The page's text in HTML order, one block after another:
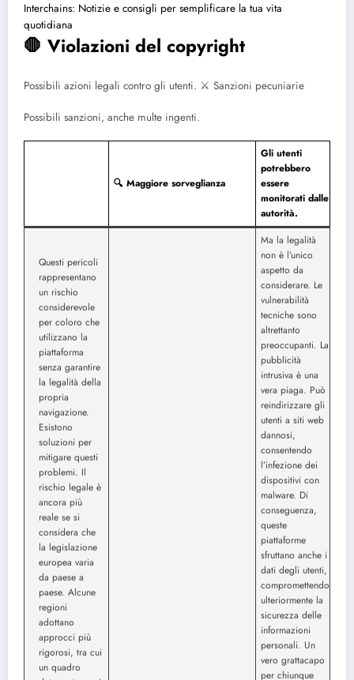
Interchains: Notizie e consigli per semplificare la tua vita
quotidiana
🛑 Violazioni del copyright
Possibili azioni legali contro gli utenti. ⚔️ Sanzioni pecuniarie
Possibili sanzioni, anche multe ingenti.
🔍 Maggiore sorveglianza
Gli utenti
potrebbero
essere
monitorati dalle
autorità.
Questi pericoli
rappresentano
un rischio
considerevole
per coloro che
utilizzano la
piattaforma
senza garantire
la legalità della
propria
navigazione.
Esistono
soluzioni per
mitigare questi
problemi. Il
rischio legale è
ancora più
reale se si
considera che
la legislazione
europea varia
da paese a
paese. Alcune
regioni
adottano
approcci più
rigorosi, tra cui
un quadro
Ma la legalità
non è l’unico
aspetto da
considerare. Le
vulnerabilità
tecniche sono
altrettanto
preoccupanti. La
pubblicità
intrusiva è una
vera piaga. Può
reindirizzare gli
utenti a siti web
dannosi,
consentendo
l’infezione dei
dispositivi con
malware. Di
conseguenza,
queste
piattaforme
sfruttano anche i
dati degli utenti,
compromettendo
ulteriormente la
sicurezza delle
informazioni
personali. Un
vero grattacapo
per chiunque